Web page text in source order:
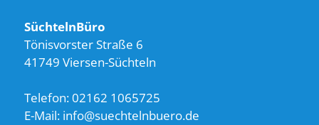
SüchtelnBüro
Tönisvorster Straße 6
41749 Viersen-Süchteln
Telefon: 02162 1065725
E-Mail: info@suechtelnbuero.de